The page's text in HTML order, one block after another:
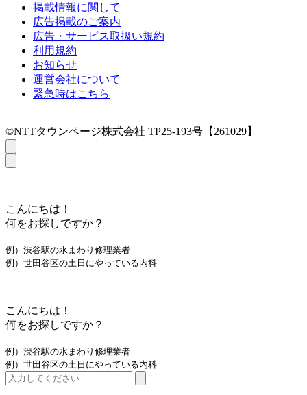
掲載情報に関して
広告掲載のご案内
広告・サービス取扱い規約
利用規約
お知らせ
運営会社について
緊急時はこちら
©NTTタウンページ株式会社 TP25-193号【261029】
こんにちは！
何をお探しですか？
例）渋谷駅の水まわり修理業者
例）世田谷区の土日にやっている内科
こんにちは！
何をお探しですか？
例）渋谷駅の水まわり修理業者
例）世田谷区の土日にやっている内科